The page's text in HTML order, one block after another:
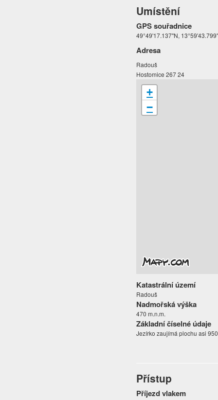
Umístění
GPS souřadnice
49°49'17.137"N,
Adresa
Radouš
Hostomice 267 24
+
−
Katastrální území
Radouš
Nadmořská výška
470 m.n.m.
Základní číselné údaje
Jezírko zaujímá plochu asi
Přístup
Příjezd vlakem